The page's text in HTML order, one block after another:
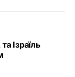
Ізраїль